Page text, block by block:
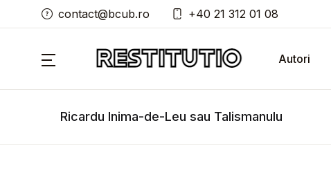
contact@bcub.ro +40 21 312 01 08
Autori
Ricardu Inima-de-Leu sau Talismanulu